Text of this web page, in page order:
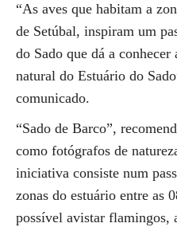
“As aves que habitam a
de Setúbal, inspiram um
do Sado que dá a
natural do Estuário do
comunicado.
“Sado de Barco”,
como fotógrafos de
iniciativa consiste num
zonas do estuário entre as
possível avistar flamingos,